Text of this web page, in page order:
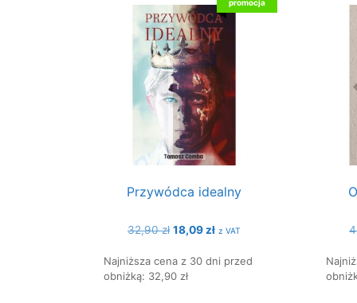
promocja
Przywódca idealny
32,90zł Pierwotna
wynosiła:
32,90 zł.
18,09złAktualna
wynosi:
z VAT
Najniższa cena z 30 dni przed
obniżką: 32,90 zł